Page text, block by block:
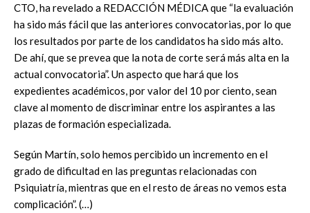
CTO, ha revelado a REDACCIÓN MÉDICA que “la evaluación
ha sido más fácil que las anteriores convocatorias, por lo que
los resultados por parte de los candidatos ha sido más alto.
De ahí, que se prevea que la nota de corte será más alta en la
actual convocatoria”. Un aspecto que hará que los
expedientes académicos, por valor del 10 por ciento, sean
clave al momento de discriminar entre los aspirantes a las
plazas de formación especializada.
Según Martín, solo hemos percibido un incremento en el
grado de dificultad en las preguntas relacionadas con
Psiquiatría, mientras que en el resto de áreas no vemos esta
complicación”. (…)